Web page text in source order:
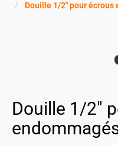
Douille 1/2" pour écrous
Douille 1/2"